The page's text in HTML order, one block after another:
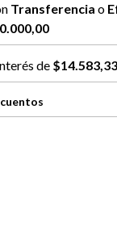
Transferencia o
de $14.583,33